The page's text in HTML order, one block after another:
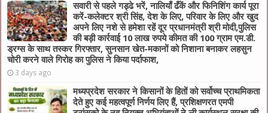
सवारी से पहले गड्ढे भरें, नालियाँ ढँकें और फिनिशिंग कार्य पूरा
करें-कलेक्टर श्री सिंह, देश के लिए, परिवार के लिए और खुद
अपने लिए नशे से हमेशा रहें दूर प्रधानमंत्री श्री मोदी,पुलिस
की बड़ी कार्रवाई 10 लाख रुपये कीमत की 100 ग्राम एम.डी.
ड्रग्स के साथ तस्कर गिरफ्तार, सुनसान खेत-मकानों को निशाना बनाकर लहसुन
चोरी करने वाले गिरोह का पुलिस ने किया पर्दाफाश,
3 days ago
मध्यप्रदेश सरकार ने किसानों के हितों को सर्वोच्च प्राथमिकता
देते हुए कई महत्वपूर्ण निर्णय लिए हैं, प्रशिक्षणरत एमपी